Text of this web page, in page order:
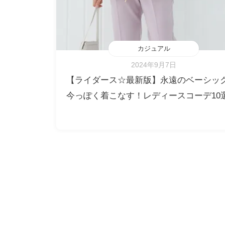
カジュアル
2024年9月7日
【ライダース☆最新版】永遠のベーシッ
今っぽく着こなす！レディースコーデ10